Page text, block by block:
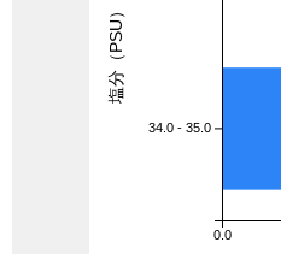
0.0
34.0 - 35.0
塩分（PSU）